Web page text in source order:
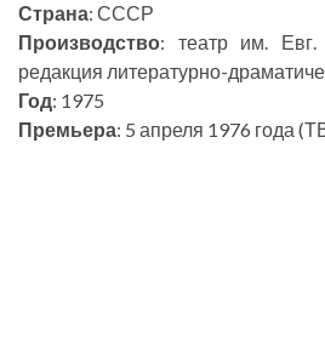
Страна: СССР
Производство: театр им. Евг.
редакция литературно-
Год: 1975
Премьера: 5 апреля 1976 года